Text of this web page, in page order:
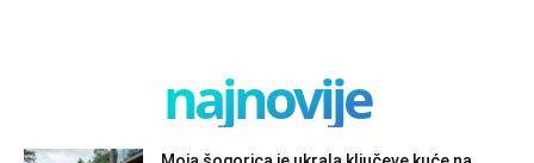
najnovije